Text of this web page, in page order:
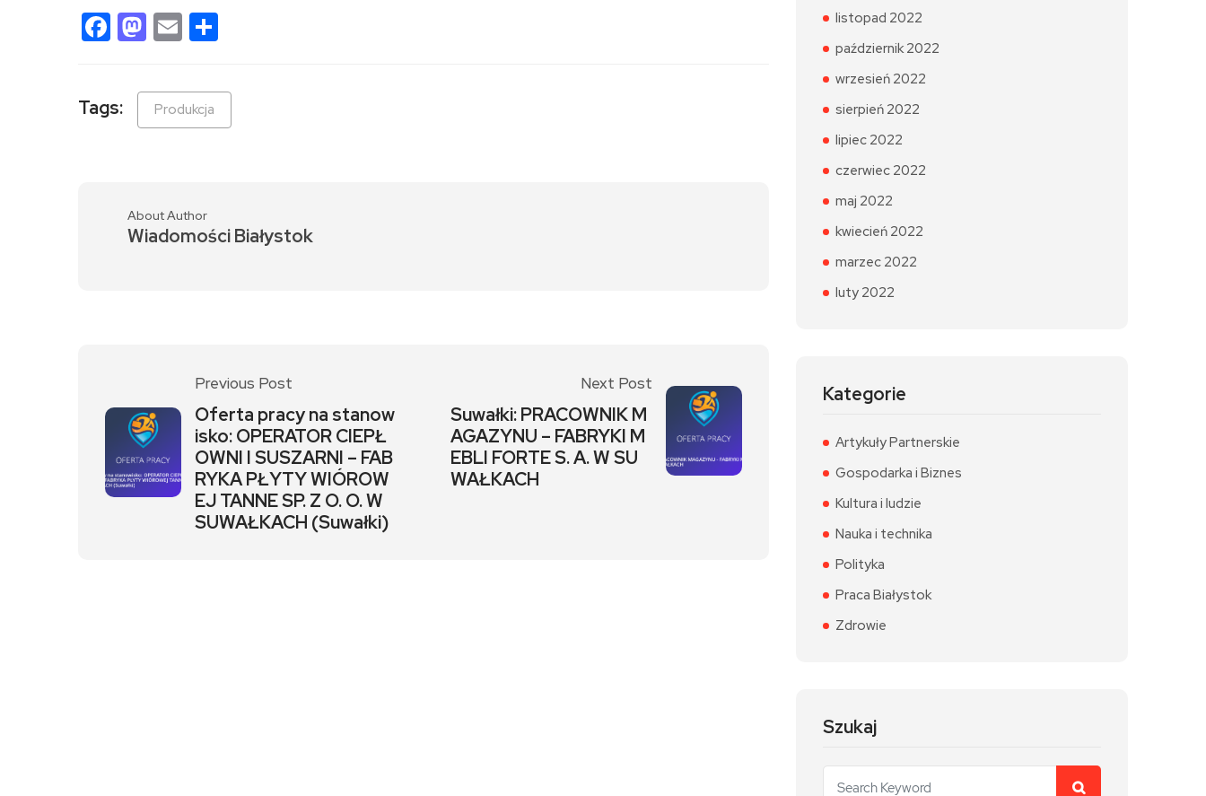
Facebook
Mastodon
Email
Tags: Produkcja
About Author
Wiadomości Białystok
Previous Post
Oferta pracy na stanow
isko: OPERATOR CIEPŁ
OWNI I SUSZARNI – FAB
RYKA PŁYTY WIÓROW
EJ TANNE SP. Z O. O. W
SUWAŁKACH (Suwałki)
Next Post
Suwałki: PRACOWNIK M
AGAZYNU – FABRYKI M
EBLI FORTE S. A. W SU
WAŁKACH
listopad 2022
październik 2022
wrzesień 2022
sierpień 2022
lipiec 2022
czerwiec 2022
maj 2022
kwiecień 2022
marzec 2022
luty 2022
Kategorie
Artykuły Partnerskie
Gospodarka i Biznes
Kultura i ludzie
Nauka i technika
Polityka
Praca Białystok
Zdrowie
Szukaj